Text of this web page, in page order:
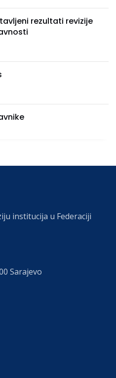
rezultati revizije
institucija u Federaciji
Sarajevo